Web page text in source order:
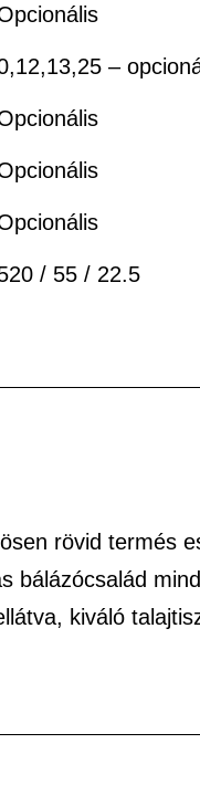
–
/ 55 / 22.5
rövid termés
bálázócsalád
kiváló